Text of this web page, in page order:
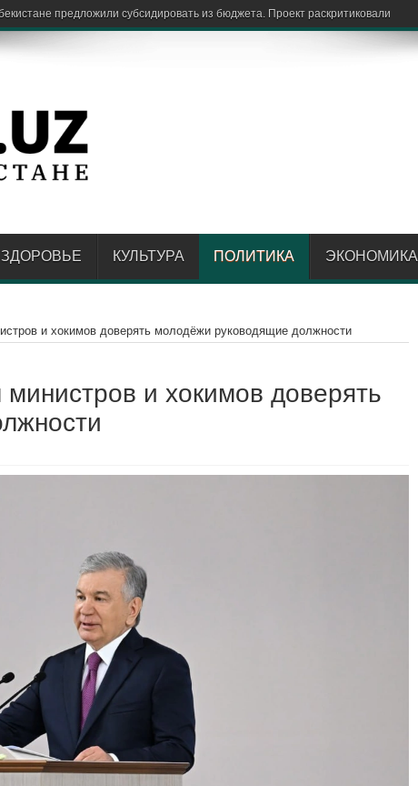
ЗДОРОВЬЕ КУЛЬТУРА ПОЛИТИКА ЭКОНОМИКА
и хокимов доверять молодёжи руководящие должности
и хокимов доверять